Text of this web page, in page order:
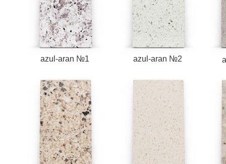
azul-aran №2
azul-aran №1